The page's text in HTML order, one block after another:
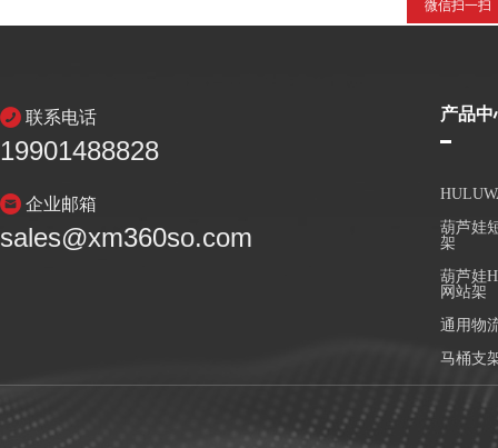
联系电话
19901488828
企业邮箱
sales@xm360so.com
产品中
葫芦娃
架
葫芦娃
网站架
通用物
马桶支
微信扫一扫